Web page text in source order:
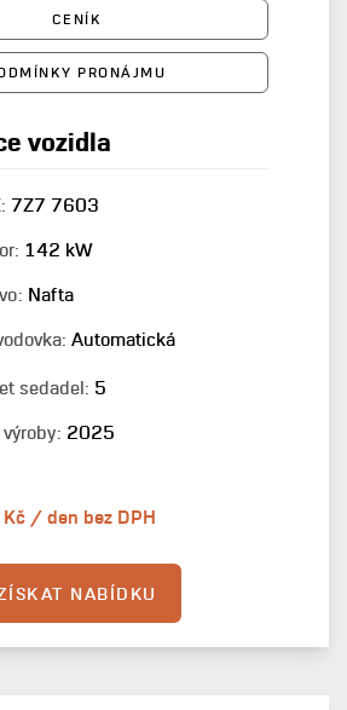
CENÍK
PRONÁJMU
vozidla
7Z7 7603
142 kW
Nafta
Automatická
sedadel: 5
2025
Kč / den bez DPH
NABÍDKU